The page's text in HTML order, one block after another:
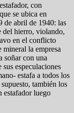
con
se ubica en
de abril de 1940: las
del hierro, violando,
en el conflicto
mineral la empresa
soñar con una
especulaciones
estafa a todos los
también los
estafador luego